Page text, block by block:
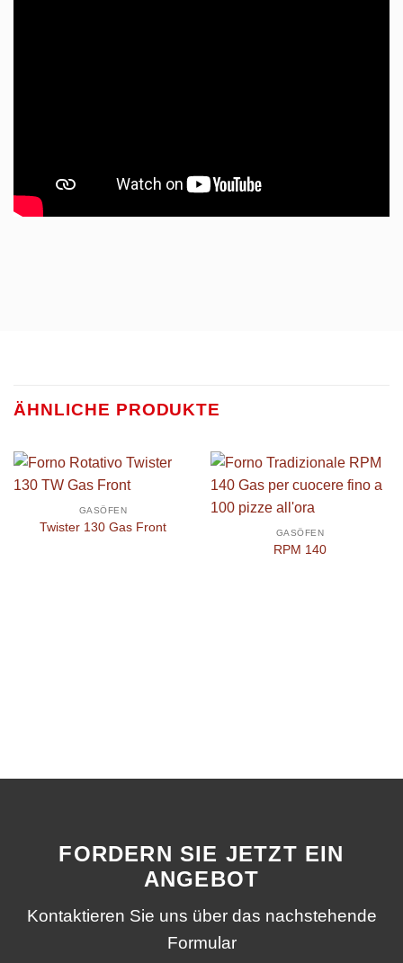
ÄHNLICHE PRODUKTE
GASÖFEN
Twister 130 Gas Front GASÖFEN
RPM 140
FORDERN SIE JETZT EIN
ANGEBOT
Kontaktieren Sie uns über das nachstehende
Formular